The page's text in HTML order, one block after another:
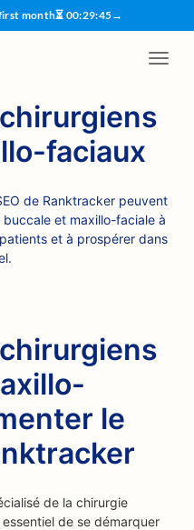
first month⏳ 00:29:45→
faciaux
de Ranktracker peuvent
et maxillo-faciale à
et à prospérer dans
le
de la chirurgie
de se démarquer